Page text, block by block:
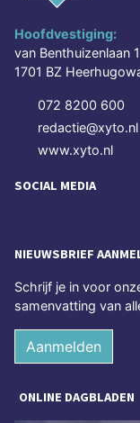
Hoofdvestiging:
van Benthuizenlaan 1
1701 BZ
072 8200 600
redactie@xyto.nl
www.xyto.nl
SOCIAL MEDIA
NIEUWSBRIEF
Schrijf je in voor
samenvatting van
Aanmelden
ONLINE DAGBLADEN